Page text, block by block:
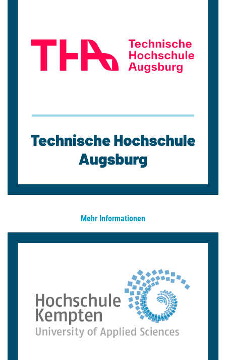
Mehr Informationen